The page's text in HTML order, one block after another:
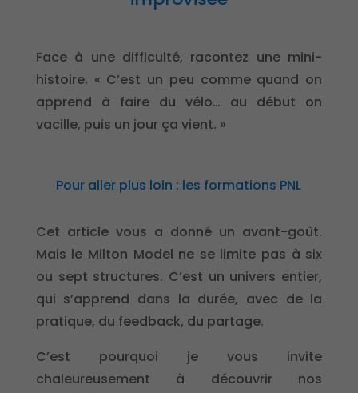
Face à une difficulté, racontez une mini-
histoire. « C’est un peu comme quand on
apprend à faire du vélo… au début on
vacille, puis un jour ça vient. »
Pour aller plus loin : les formations PNL
Cet article vous a donné un avant-goût.
Mais le Milton Model ne se limite pas à six
ou sept structures. C’est un univers entier,
qui s’apprend dans la durée, avec de la
pratique, du feedback, du partage.
C’est pourquoi je vous invite
chaleureusement à découvrir nos